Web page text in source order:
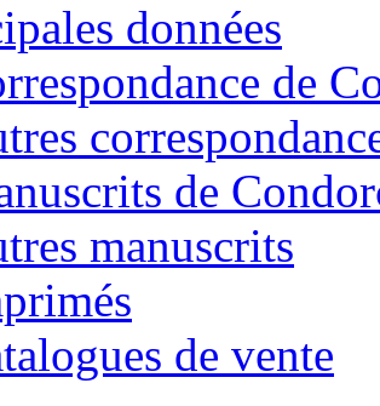
données
de
de
manuscrits
de vente